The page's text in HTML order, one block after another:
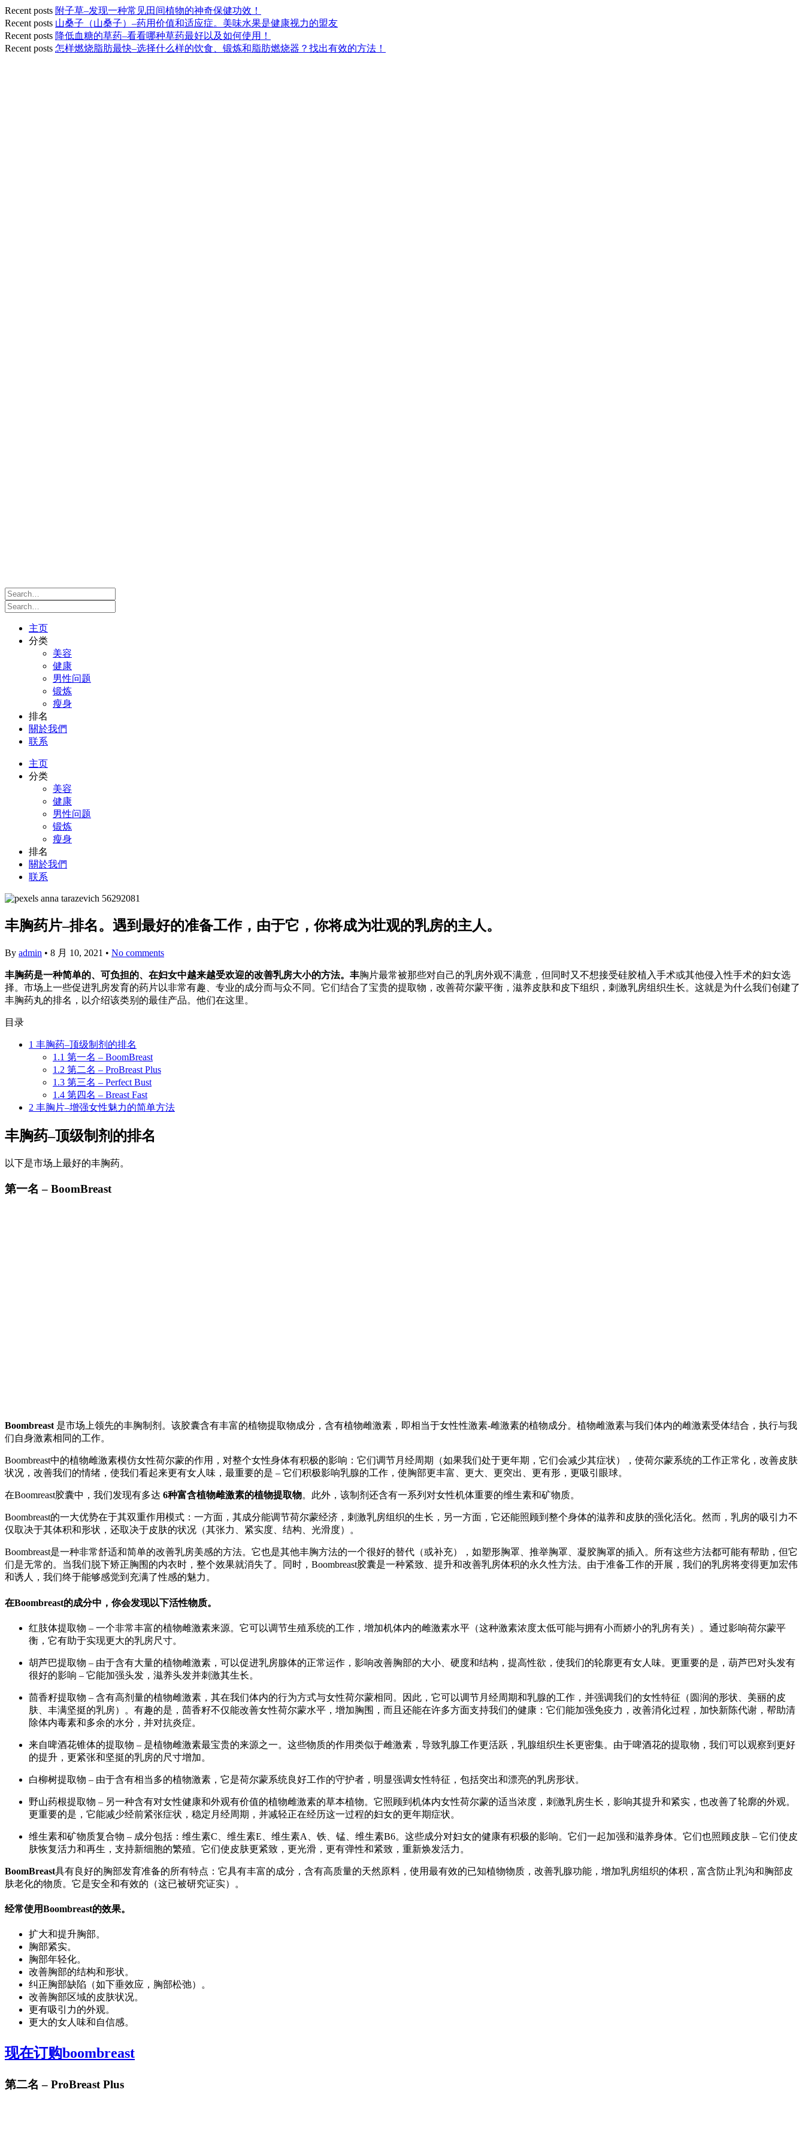
Recent posts 附子草–发现一种常见田间植物的神奇保健功效！
Recent posts 山桑子（山桑子）–药用价值和适应症。美味水果是健康视力的盟友
Recent posts 降低血糖的草药–看看哪种草药最好以及如何使用！
Recent posts 怎样燃烧脂肪最快–选择什么样的饮食、锻炼和脂肪燃烧器？找出有效的方法！
主页
分类
美容
健康
男性问题
锻炼
瘦身
排名
關於我們
联系
主页
分类
美容
健康
男性问题
锻炼
瘦身
排名
關於我們
联系
丰胸药片–排名。遇到最好的准备工作，由于它，你将成为壮观的乳房的主人。
By admin • 8 月 10, 2021 • No comments
丰胸药是一种简单的、可负担的、在妇女中越来越受欢迎的改善乳房大小的方法。丰胸片最常被那些对自己的乳房外观不满意，但同时又不想接受硅胶植入手术或其他侵入性手术的妇女选
择。市场上一些促进乳房发育的药片以非常有趣、专业的成分而与众不同。它们结合了宝贵的提取物，改善荷尔蒙平衡，滋养皮肤和皮下组织，刺激乳房组织生长。这就是为什么我们创建了
丰胸药丸的排名，以介绍该类别的最佳产品。他们在这里。
目录
1 丰胸药–顶级制剂的排名
1.1 第一名 – BoomBreast
1.2 第二名 – ProBreast Plus
1.3 第三名 – Perfect Bust
1.4 第四名 – Breast Fast
2 丰胸片–增强女性魅力的简单方法
丰胸药–顶级制剂的排名
以下是市场上最好的丰胸药。
第一名 – BoomBreast
Boombreast 是市场上领先的丰胸制剂。该胶囊含有丰富的植物提取物成分，含有植物雌激素，即相当于女性性激素-雌激素的植物成分。植物雌激素与我们体内的雌激素受体结合，执行与我
们自身激素相同的工作。
Boombreast中的植物雌激素模仿女性荷尔蒙的作用，对整个女性身体有积极的影响：它们调节月经周期（如果我们处于更年期，它们会减少其症状），使荷尔蒙系统的工作正常化，改善皮肤
状况，改善我们的情绪，使我们看起来更有女人味，最重要的是 – 它们积极影响乳腺的工作，使胸部更丰富、更大、更突出、更有形，更吸引眼球。
在Boomreast胶囊中，我们发现有多达 6种富含植物雌激素的植物提取物。此外，该制剂还含有一系列对女性机体重要的维生素和矿物质。
Boombreast的一大优势在于其双重作用模式：一方面，其成分能调节荷尔蒙经济，刺激乳房组织的生长，另一方面，它还能照顾到整个身体的滋养和皮肤的强化活化。然而，乳房的吸引力不
仅取决于其体积和形状，还取决于皮肤的状况（其张力、紧实度、结构、光滑度）。
Boombreast是一种非常舒适和简单的改善乳房美感的方法。它也是其他丰胸方法的一个很好的替代（或补充），如塑形胸罩、推举胸罩、凝胶胸罩的插入。所有这些方法都可能有帮助，但它
们是无常的。当我们脱下矫正胸围的内衣时，整个效果就消失了。同时，Boombreast胶囊是一种紧致、提升和改善乳房体积的永久性方法。由于准备工作的开展，我们的乳房将变得更加宏伟
和诱人，我们终于能够感觉到充满了性感的魅力。
在Boombreast的成分中，你会发现以下活性物质。
红肢体提取物 – 一个非常丰富的植物雌激素来源。它可以调节生殖系统的工作，增加机体内的雌激素水平（这种激素浓度太低可能与拥有小而娇小的乳房有关）。通过影响荷尔蒙平
衡，它有助于实现更大的乳房尺寸。
胡芦巴提取物 – 由于含有大量的植物雌激素，可以促进乳房腺体的正常运作，影响改善胸部的大小、硬度和结构，提高性欲，使我们的轮廓更有女人味。更重要的是，葫芦巴对头发有
很好的影响 – 它能加强头发，滋养头发并刺激其生长。
茴香籽提取物 – 含有高剂量的植物雌激素，其在我们体内的行为方式与女性荷尔蒙相同。因此，它可以调节月经周期和乳腺的工作，并强调我们的女性特征（圆润的形状、美丽的皮
肤、丰满坚挺的乳房）。有趣的是，茴香籽不仅能改善女性荷尔蒙水平，增加胸围，而且还能在许多方面支持我们的健康：它们能加强免疫力，改善消化过程，加快新陈代谢，帮助清
除体内毒素和多余的水分，并对抗炎症。
来自啤酒花锥体的提取物 – 是植物雌激素最宝贵的来源之一。这些物质的作用类似于雌激素，导致乳腺工作更活跃，乳腺组织生长更密集。由于啤酒花的提取物，我们可以观察到更好
的提升，更紧张和坚挺的乳房的尺寸增加。
白柳树提取物 – 由于含有相当多的植物激素，它是荷尔蒙系统良好工作的守护者，明显强调女性特征，包括突出和漂亮的乳房形状。
野山药根提取物 – 另一种含有对女性健康和外观有价值的植物雌激素的草本植物。它照顾到机体内女性荷尔蒙的适当浓度，刺激乳房生长，影响其提升和紧实，也改善了轮廓的外观。
更重要的是，它能减少经前紧张症状，稳定月经周期，并减轻正在经历这一过程的妇女的更年期症状。
维生素和矿物质复合物 – 成分包括：维生素C、维生素E、维生素A、铁、锰、维生素B6。这些成分对妇女的健康有积极的影响。它们一起加强和滋养身体。它们也照顾皮肤 – 它们使皮
肤恢复活力和再生，支持新细胞的繁殖。它们使皮肤更紧致，更光滑，更有弹性和紧致，重新焕发活力。
BoomBreast具有良好的胸部发育准备的所有特点：它具有丰富的成分，含有高质量的天然原料，使用最有效的已知植物物质，改善乳腺功能，增加乳房组织的体积，富含防止乳沟和胸部皮
肤老化的物质。它是安全和有效的（这已被研究证实）。
经常使用Boombreast的效果。
扩大和提升胸部。
胸部紧实。
胸部年轻化。
改善胸部的结构和形状。
纠正胸部缺陷（如下垂效应，胸部松弛）。
改善胸部区域的皮肤状况。
更有吸引力的外观。
更大的女人味和自信感。
现在订购boombreast
第二名 – ProBreast Plus